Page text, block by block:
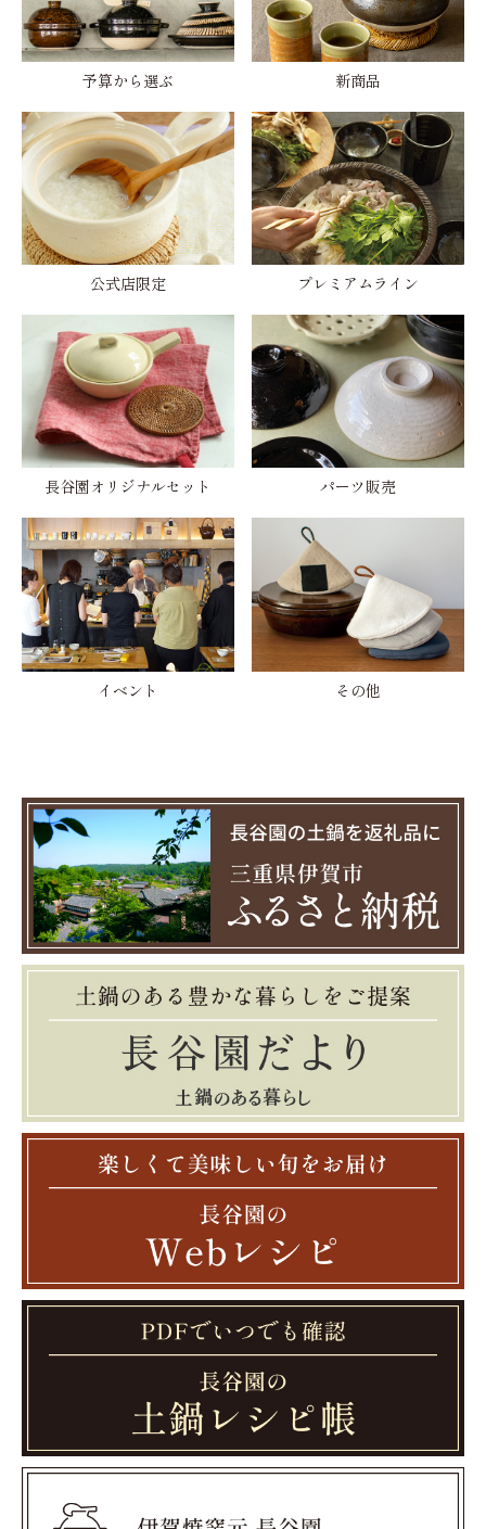
予算から選ぶ 新商品
公式店限定 プレミアムライン
長谷園オリジナルセット パーツ販売
イベント その他